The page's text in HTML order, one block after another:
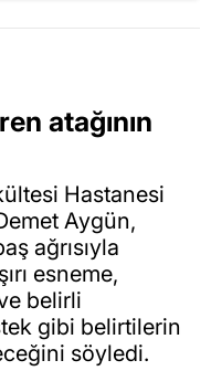
atağının
Hastanesi
Aygün,
ağrısıyla
esneme,
belirli
gibi belirtilerin
söyledi.